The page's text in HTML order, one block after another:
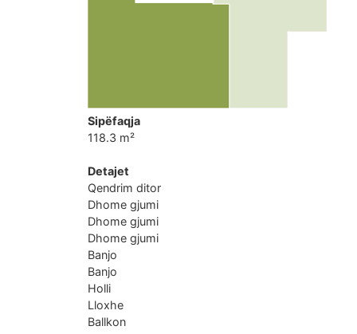
Sipëfaqja
118.3 m²
Detajet
Qendrim ditor
Dhome gjumi
Dhome gjumi
Dhome gjumi
Banjo
Banjo
Holli
Lloxhe
Ballkon